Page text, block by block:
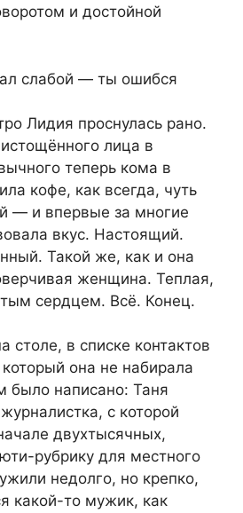
и достойной
слабой — ты ошибся
Лидия проснулась рано.
лица в
теперь кома в
кофе, как всегда, чуть
— и впервые за многие
вкус. Настоящий.
Такой же, как и она
женщина. Теплая,
сердцем. Всё. Конец.
столе, в списке контактов
она не набирала
было написано: Таня
с которой
двухтысячных,
рубрику для местного
недолго, но крепко,
какой-то мужик, как